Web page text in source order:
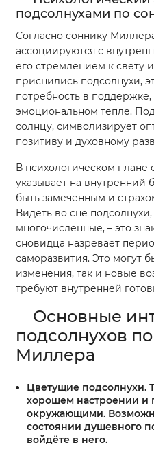
подсолнухами по
Согласно соннику
ассоциируются с
его стремлением к свету
приснились подсолнухи,
потребность в
эмоциональном тепле.
солнцу, символизирует
позитиву и духовному
В психологическом плане
указывает на
быть замеченным и
Видеть во сне
многочисленные, – это
сновидца назревает
саморазвития. Это могут
изменения, так и новые
требуют внутренней
Основные
подсолнухов
Миллера
Цветущие подсолнухи.
хорошем настроении и
окружающими.
состоянии душевного
войдёте в него.